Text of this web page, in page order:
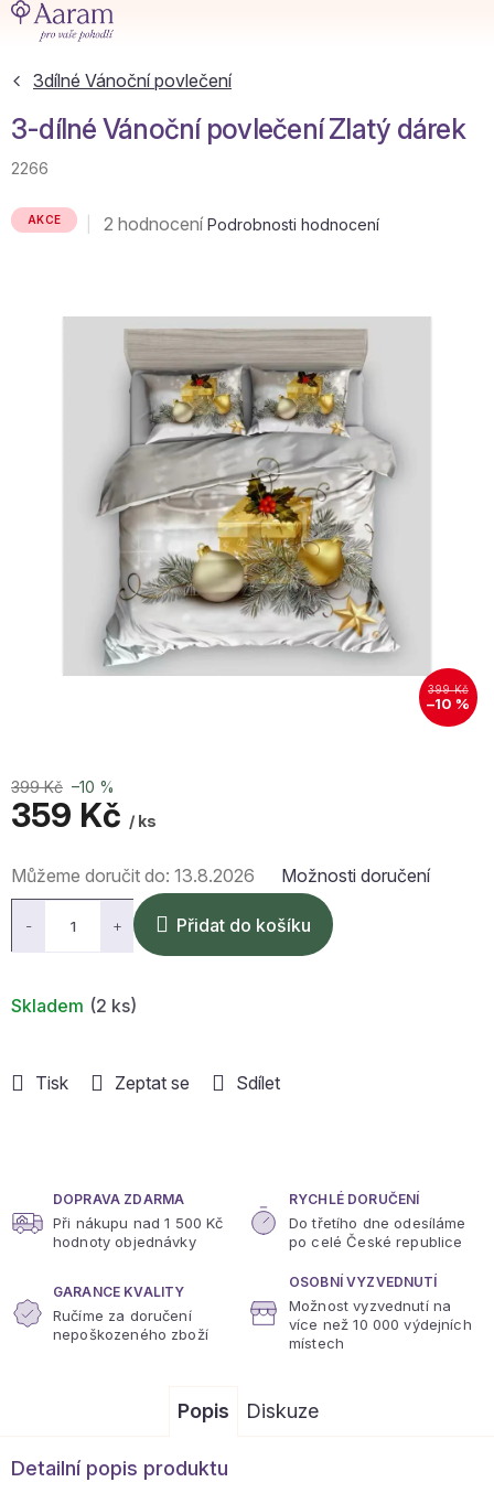
Přejít
3dílné Vánoční povlečení
3-dílné Vánoční povlečení Zlatý dárek
2266
AKCE
Průměrné
5,0
hvězdiček.
2 hodnocení Podrobnosti hodnocení
399 Kč
–10 %
399 Kč –10 %
359 Kč / ks
cena:
Skladem (2 ks)
Můžeme doručit do: 13.8.2026 Možnosti doručení
Přidat do košíku
Tisk Zeptat se Sdílet
DOPRAVA ZDARMA
Při nákupu nad 1 500 Kč
hodnoty objednávky
RYCHLÉ DORUČENÍ
Do třetího dne odesíláme
po celé České republice
GARANCE KVALITY
Ručíme za doručení
nepoškozeného zboží
OSOBNÍ VYZVEDNUTÍ
Možnost vyzvednutí na
více než 10 000 výdejních
místech
Popis Diskuze
Detailní popis produktu